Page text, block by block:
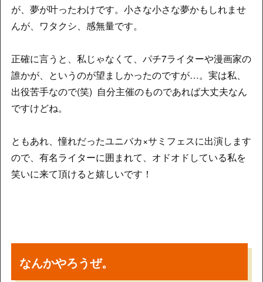
が、夢が叶ったわけです。小さな小さな夢かもしれませ
んが、ワタクシ、感無量です。
正確に言うと、私じゃなくて、パチ7ライターや漫画家の
誰かが、というのが望ましかったのですが…。実は私、
出役苦手なので(笑) 自分主催のものであれば大丈夫なん
ですけどね。
ともあれ、憧れだったユニバカ×サミフェスに出演します
ので、有名ライターに囲まれて、オドオドしている私を
笑いに来て頂けると嬉しいです！
なんかやろうぜ。